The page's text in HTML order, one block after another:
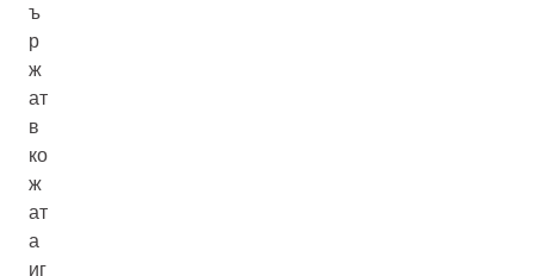
ъ
р
ж
ат
в
ко
ж
ат
а
иг